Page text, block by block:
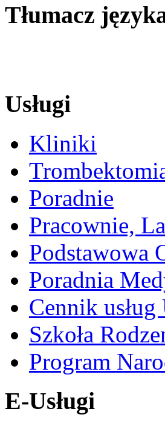
Tłumacz
Usługi
Kliniki
Poradnie
Pracownie,
Podstawowa
Poradnia
Cennik usług
Szkoła
Program
E-Usługi